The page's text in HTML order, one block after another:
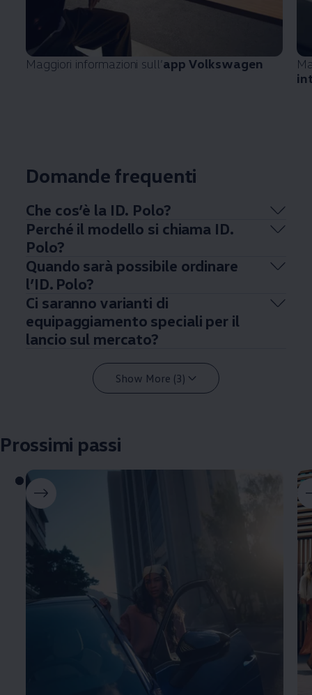
Maggiori informazioni sull’app Volkswagen
Domande frequenti
Che cos’è la ID. Polo?
Perché il modello si chiama ID.
Polo?
Quando sarà possibile ordinare
l’ID. Polo?
Ci saranno varianti di
equipaggiamento speciali per il
lancio sul mercato?
Show More (3)
Prossimi passi